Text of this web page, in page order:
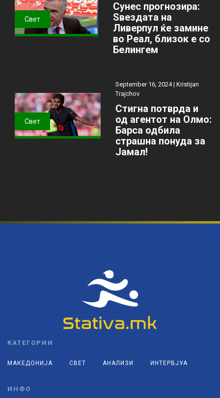
Свет
Сунес прогнозира:
Ѕвездата на
Ливерпул ќе замине
во Реал, близок е со
Белингем
Свет
September 16, 2024 | Kristijan
Trajchov
Стигна потврда и
од агентот на Олмо:
Барса одбила
страшна понуда за
Јамал!
КАТЕГОРИИ
МАКЕДОНИЈА СВЕТ АНАЛИЗИ ИНТЕРВЈУА
ИНФО